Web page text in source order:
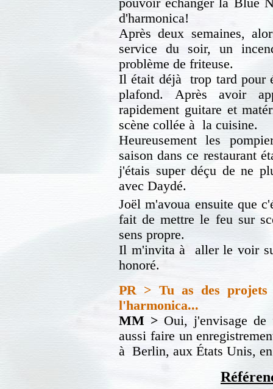
pouvoir échanger la Blue
d'harmonica!
Après deux semaines,
service du soir, un
problème de friteuse.
Il était déjà trop tard pour
plafond. Après avoir
rapidement guitare et
scène collée à la cuisine.
Heureusement les
saison dans ce restaurant
j'étais super déçu de ne
avec Daydé.
Joël m'avoua ensuite que
fait de mettre le feu sur
sens propre.
Il m'invita à aller le voir
honoré.
PR > Tu as des
l'harmonica...
MM > Oui, j'envisage
aussi faire un
à Berlin, aux États Unis,